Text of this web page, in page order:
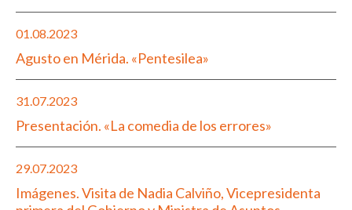
01.08.2023
Agusto en Mérida. «Pentesilea»
31.07.2023
Presentación. «La comedia de los errores»
29.07.2023
Imágenes. Visita de Nadia Calviño, Vicepresidenta